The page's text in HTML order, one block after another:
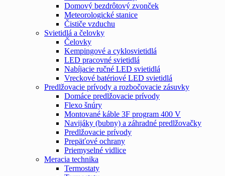
Domový bezdrôtový zvonček
Meteorologické stanice
Čističe vzduchu
Svietidlá a čelovky
Čelovky
Kempingové a cyklosvietidlá
LED pracovné svietidlá
Nabíjacie ručné LED svietidlá
Vreckové batériové LED svietidlá
Predlžovacie prívody a rozbočovacie zásuvky
Domáce predlžovacie prívody
Flexo šnúry
Montované káble 3F program 400 V
Navijáky (bubny) a záhradné predlžovačky
Predlžovacie prívody
Prepäťové ochrany
Priemyselné vidlice
Meracia technika
Termostaty